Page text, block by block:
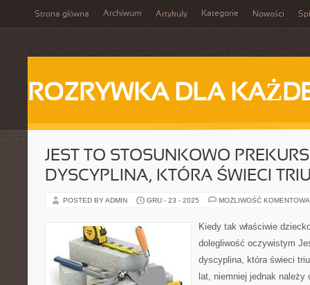
Strona główna Archiwum Artykuły Kategorie Nowości
ROZRYWKA DLA
JEST TO STOSUNKOWO
DYSCYPLINA, KTÓRA ŚWIECI
POSTED BY ADMIN GRU - 23 - 2025 MOŻLIWOŚĆ
Kiedy tak właściwie
dolegliwość oczywistym
dyscyplina, która świeci
lat, niemniej jednak